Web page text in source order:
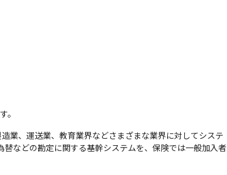
。
業、運送業、教育業界などさまざまな業界に対してシステ
などの勘定に関する基幹システムを、保険では一般加入者